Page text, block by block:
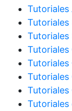
Tutoriales
Tutoriales
Tutoriales
Tutoriales
Tutoriales
Tutoriales
Tutoriales